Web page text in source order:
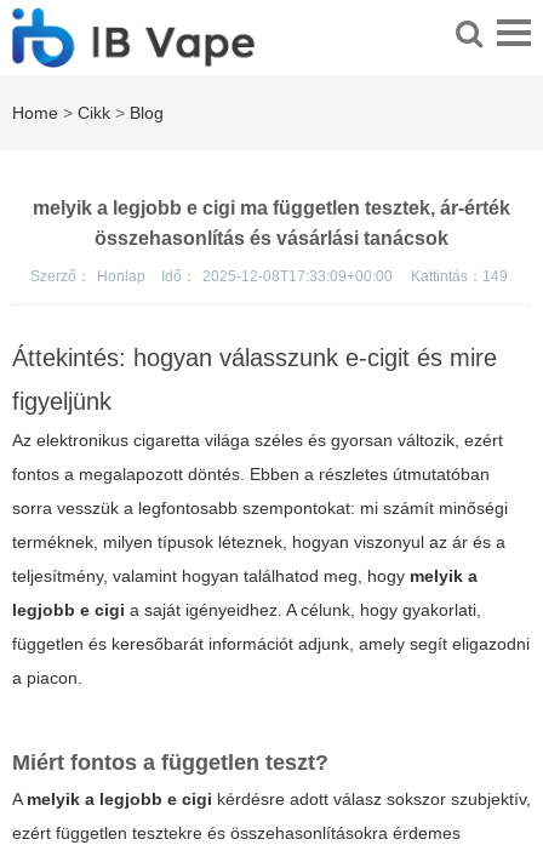
Home > Cikk > Blog
melyik a legjobb e cigi ma független tesztek, ár-érték
összehasonlítás és vásárlási tanácsok
Szerző： Honlap Idő： 2025-12-08T17:33:09+00:00 Kattintás： 149
Áttekintés: hogyan válasszunk e-cigit és mire
figyeljünk
Az elektronikus cigaretta világa széles és gyorsan változik, ezért
fontos a megalapozott döntés. Ebben a részletes útmutatóban
sorra vesszük a legfontosabb szempontokat: mi számít minőségi
terméknek, milyen típusok léteznek, hogyan viszonyul az ár és a
teljesítmény, valamint hogyan találhatod meg, hogy melyik a
legjobb e cigi a saját igényeidhez. A célunk, hogy gyakorlati,
független és keresőbarát információt adjunk, amely segít eligazodni
a piacon.
Miért fontos a független teszt?
Amelyik a legjobb e cigi kérdésre adott válasz sokszor szubjektív,
ezért független tesztekre és összehasonlításokra érdemes